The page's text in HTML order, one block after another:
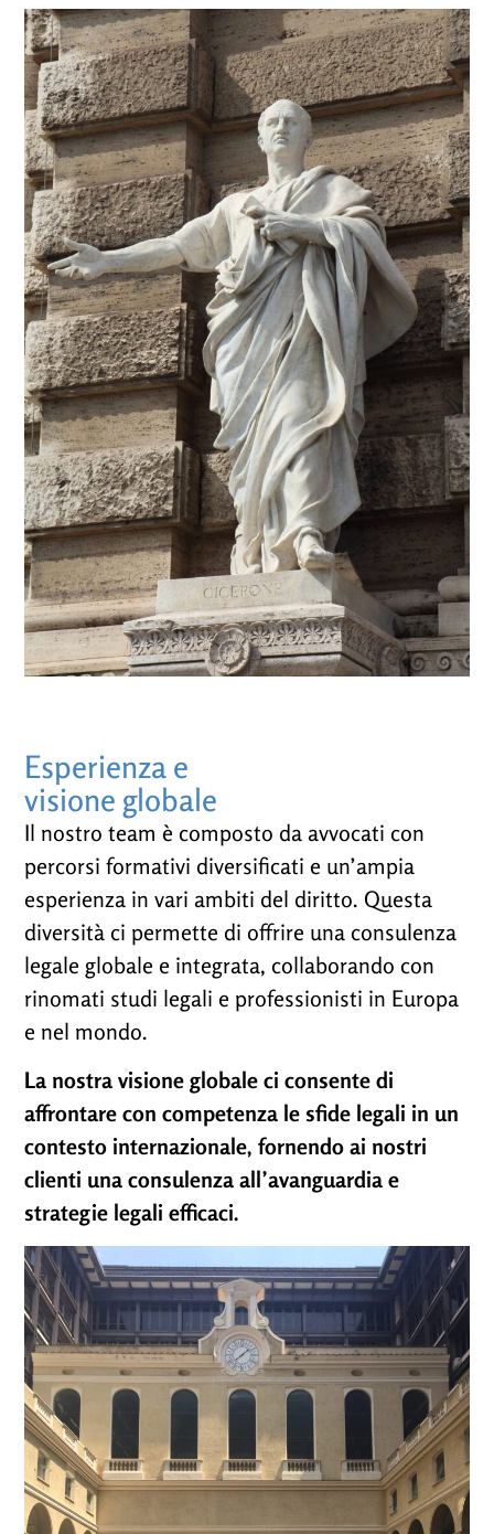
Esperienza e
visione globale
Il nostro team è composto da avvocati con
percorsi formativi diversificati e un’ampia
esperienza in vari ambiti del diritto. Questa
diversità ci permette di offrire una consulenza
legale globale e integrata, collaborando con
rinomati studi legali e professionisti in Europa
e nel mondo.
La nostra visione globale ci consente di
affrontare con competenza le sfide legali in un
contesto internazionale, fornendo ai nostri
clienti una consulenza all’avanguardia e
strategie legali efficaci.